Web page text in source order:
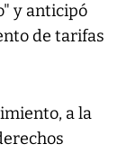
y anticipó
de tarifas
a la